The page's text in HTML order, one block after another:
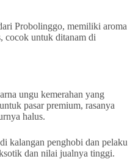
Probolinggo, memiliki aroma
cocok untuk ditanam di
ungu kemerahan yang
pasar premium, rasanya
halus.
kalangan penghobi dan pelaku
dan nilai jualnya tinggi.